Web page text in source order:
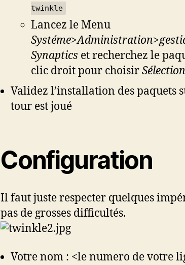
twinkle
Lancez le Menu
Synaptics et recherchez le
clic droit pour choisir
Validez l’installation des paquets
tour est joué
Configuration
Il faut juste respecter quelques
pas de grosses difficultés.
Votre nom : <le numero de votre